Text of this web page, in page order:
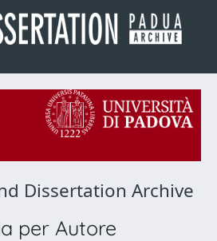
Dissertation Archive
per Autore